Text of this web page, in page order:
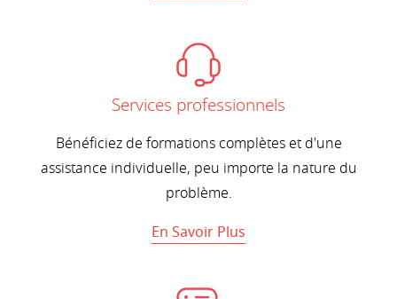
Services professionnels
Bénéficiez de formations complètes et d'une
assistance individuelle, peu importe la nature du
problème.
En Savoir Plus